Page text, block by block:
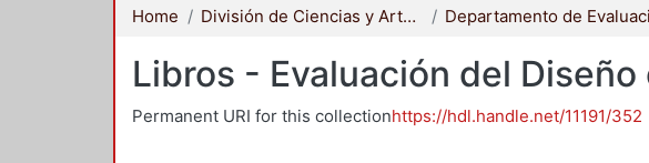
Home División de Ciencias y Artes para el Diseño
Libros - Evaluación del
Permanent URI for this collectionhttps://hdl.handle.net/11191/352